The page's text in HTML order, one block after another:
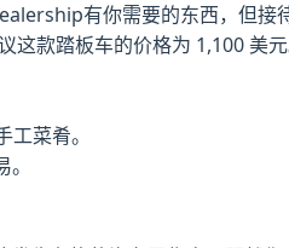
有你需要的东西，但
款踏板车的价格为 1,100 美
菜肴。